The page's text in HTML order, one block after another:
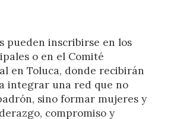
pueden inscribirse en los
o en el Comité
en Toluca, donde recibirán
integrar una red que no
sino formar mujeres y
compromiso y